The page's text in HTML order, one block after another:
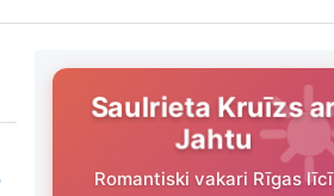
Saulrieta Kruīzs ar
Jahtu
Romantiski vakari Rīgas līcī